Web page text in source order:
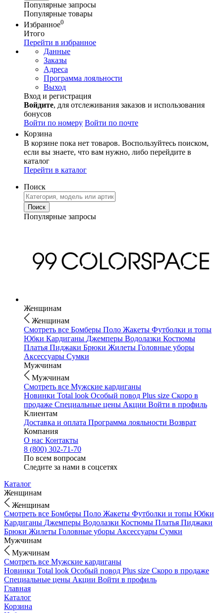
Популярные запросы
Популярные товары
Избранное0
Итого
Перейти в избранное
Данные
Заказы
Адреса
Программа лояльности
Выход
Вход и регистрация
Войдите, для отслеживания заказов и использования
бонусов
Войти по номеру Войти по почте
Корзина
В корзине пока нет товаров. Воспользуйтесь поиском,
если вы знаете, что вам нужно, либо перейдите в
каталог
Перейти в каталог
Поиск
Популярные запросы
Женщинам
Женщинам
Смотреть все Бомберы Поло Жакеты Футболки и топы
Юбки Кардиганы Джемперы Водолазки Костюмы
Платья Пиджаки Брюки Жилеты Головные уборы
Аксессуары Сумки
Мужчинам
Мужчинам
Смотреть все Мужские кардиганы
Новинки Total look Особый повод Plus size Скоро в
продаже Специальные цены Акции Войти в профиль
Клиентам
Доставка и оплата Программа лояльности Возврат
Компания
О нас Контакты
8 (800) 302-71-70
По всем вопросам
Следите за нами в соцсетях
Каталог
Женщинам
Женщинам
Смотреть все Бомберы Поло Жакеты Футболки и топы Юбки
Кардиганы Джемперы Водолазки Костюмы Платья Пиджаки
Брюки Жилеты Головные уборы Аксессуары Сумки
Мужчинам
Мужчинам
Смотреть все Мужские кардиганы
Новинки Total look Особый повод Plus size Скоро в продаже
Специальные цены Акции Войти в профиль
Главная
Каталог
Корзина